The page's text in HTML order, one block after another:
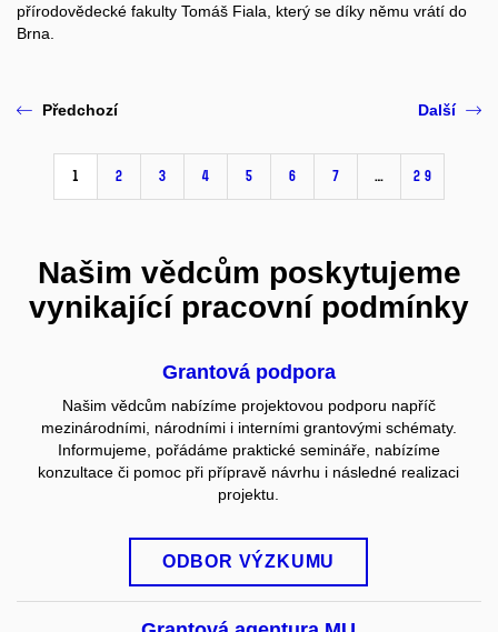
přírodovědecké fakulty Tomáš Fiala, který se díky němu vrátí do
Brna.
Předchozí
1 2 3 4 5 6 7 … 29
Další
Našim vědcům poskytujeme
vynikající pracovní podmínky
Grantová podpora
Našim vědcům nabízíme projektovou podporu napříč
mezinárodními, národními i interními grantovými schématy.
Informujeme, pořádáme praktické semináře, nabízíme
konzultace či pomoc při přípravě návrhu i následné realizaci
projektu.
ODBOR VÝZKUMU